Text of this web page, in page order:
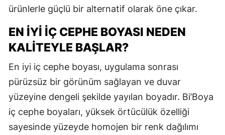
ürünlerle güçlü bir alternatif olarak öne çıkar.
EN İYI İÇ CEPHE BOYASI NEDEN
KALITEYLE BAŞLAR?
En iyi iç cephe boyası, uygulama sonrası
pürüzsüz bir görünüm sağlayan ve duvar
yüzeyine dengeli şekilde yayılan boyadır. Bi’Boya
iç cephe boyaları, yüksek örtücülük özelliği
sayesinde yüzeyde homojen bir renk dağılımı